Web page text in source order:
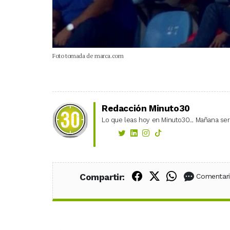
Foto tomada de marca.com
Redacción Minuto30
Lo que leas hoy en Minuto30... Mañana
Compartir: Compartir en
Compartir en
Compartir